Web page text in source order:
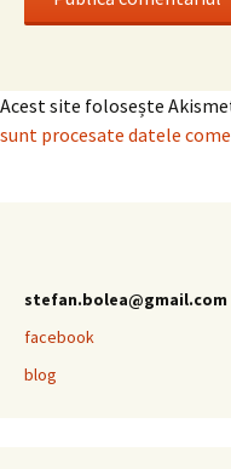
Acest site folosește
sunt procesate datele
stefan.bolea@gmail.com
facebook
blog